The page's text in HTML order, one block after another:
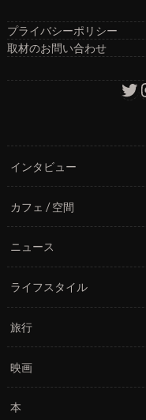
プライバシーポリシー
取材のお問い合わせ
インタビュー
カフェ / 空間
ニュース
ライフスタイル
旅行
映画
本